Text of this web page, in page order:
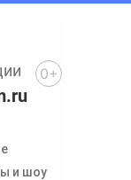
и шоу
0+